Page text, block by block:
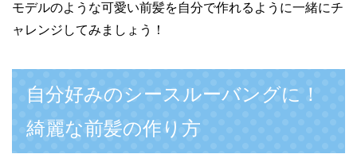
モデルのような可愛い前髪を自分で作れるように一緒にチ
ャレンジしてみましょう！
自分好みのシースルーバングに！
綺麗な前髪の作り方